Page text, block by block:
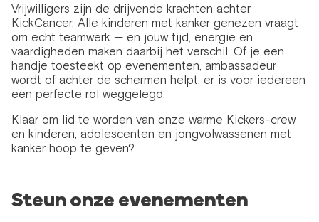
Vrijwilligers zijn de drijvende krachten achter
KickCancer. Alle kinderen met kanker genezen vraagt
om echt teamwerk — en jouw tijd, energie en
vaardigheden maken daarbij het verschil. Of je een
handje toesteekt op evenementen, ambassadeur
wordt of achter de schermen helpt: er is voor iedereen
een perfecte rol weggelegd.
Klaar om lid te worden van onze warme Kickers-crew
en kinderen, adolescenten en jongvolwassenen met
kanker hoop te geven?
Steun onze evenementen